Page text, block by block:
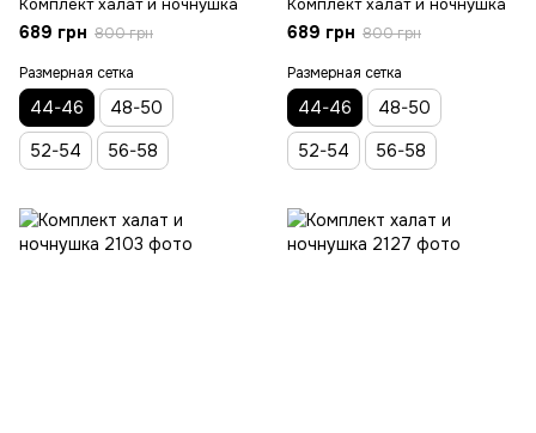
Комплект халат и ночнушка
689 грн 800 грн
Размерная сетка
44-46
48-50
52-54
56-58
Комплект халат и ночнушка
689 грн 800 грн
Размерная сетка
44-46
48-50
52-54
56-58